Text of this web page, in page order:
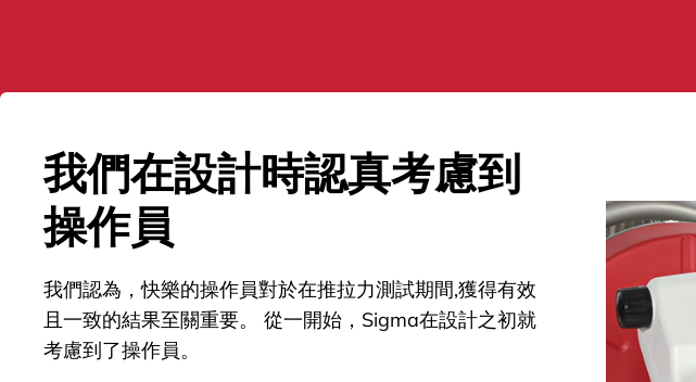
我們在設計時認真考慮到
操作員
我們認為，快樂的操作員對於在推拉力測試期間,獲得有效
且一致的結果至關重要。 從一開始，Sigma在設計之初就
考慮到了操作員。